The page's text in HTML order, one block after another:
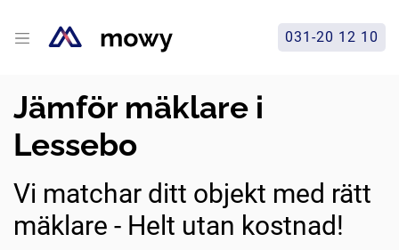
031-20 12 10
Jämför mäklare i
Lessebo
Vi matchar ditt objekt med rätt
mäklare - Helt utan kostnad!